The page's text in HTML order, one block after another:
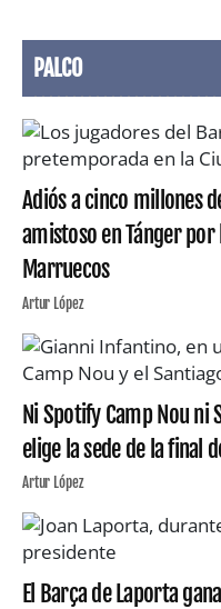
PALCO
Adiós a cinco millones
amistoso en Tánger
Marruecos
Artur López
Ni Spotify Camp Nou ni
elige la sede de la final
Artur López
El Barça de Laporta